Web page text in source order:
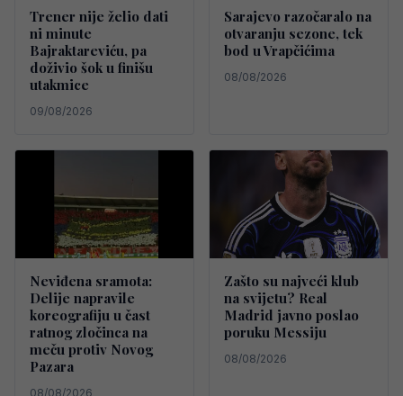
Trener nije želio dati
ni minute
Bajraktareviću, pa
doživio šok u finišu
utakmice
09/08/2026
Sarajevo razočaralo na
otvaranju sezone, tek
bod u Vrapčićima
08/08/2026
Neviđena sramota:
Delije napravile
koreografiju u čast
ratnog zločinca na
meču protiv Novog
Pazara
08/08/2026
Zašto su najveći klub
na svijetu? Real
Madrid javno poslao
poruku Messiju
08/08/2026